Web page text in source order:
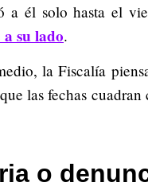
a él solo hasta el
su lado.
la Fiscalía
las fechas
o